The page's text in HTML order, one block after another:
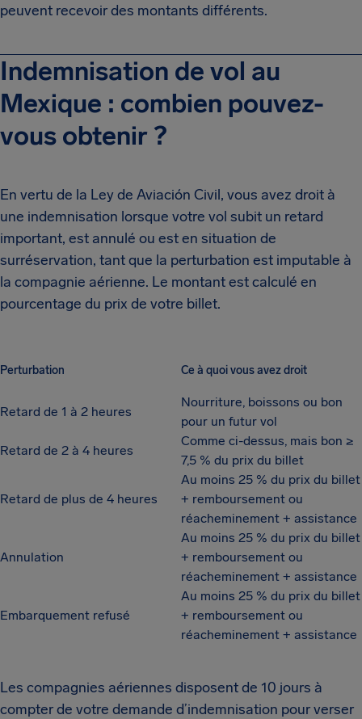
peuvent recevoir des montants différents.
Indemnisation de vol au
Mexique : combien pouvez-
vous obtenir ?
En vertu de la Ley de Aviación Civil, vous avez droit à
une indemnisation lorsque votre vol subit un retard
important, est annulé ou est en situation de
surréservation, tant que la perturbation est imputable à
la compagnie aérienne. Le montant est calculé en
pourcentage du prix de votre billet.
Perturbation Ce à quoi vous avez droit
Retard de 1 à 2 heures
Nourriture, boissons ou bon
pour un futur vol
Retard de 2 à 4 heures
Comme ci-dessus, mais bon ≥
7,5 % du prix du billet
Retard de plus de 4 heures
Au moins 25 % du prix du billet
+ remboursement ou
réacheminement + assistance
Annulation
Au moins 25 % du prix du billet
+ remboursement ou
réacheminement + assistance
Embarquement refusé
Au moins 25 % du prix du billet
+ remboursement ou
réacheminement + assistance
Les compagnies aériennes disposent de 10 jours à
compter de votre demande d’indemnisation pour verser